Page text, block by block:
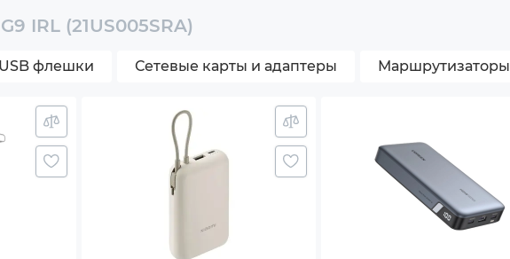
Гц растёт.
IRL (21US005SRA)
USB флешки Сетевые карты и адаптеры Маршрутизаторы